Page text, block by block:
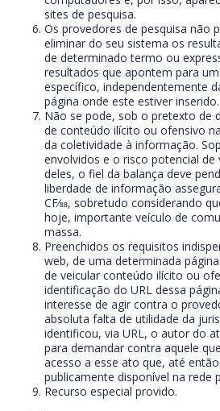
sites de pesquisa.
Os provedores de pesquisa não
eliminar do seu sistema os
de determinado termo ou
resultados que apontem para
específico, independentemente
página onde este estiver inserido.
Não se pode, sob o pretexto de
de conteúdo ilícito ou ofensivo
da coletividade à informação.
envolvidos e o risco potencial de
deles, o fiel da balança deve
liberdade de informação
CF⁄88, sobretudo considerando
hoje, importante veículo de
massa.
Preenchidos os requisitos
web, de uma determinada
de veicular conteúdo ilícito ou
identificação do URL dessa
interesse de agir contra o
absoluta falta de utilidade da
identificou, via URL, o autor do
para demandar contra aquele
acesso a esse ato que, até
publicamente disponível na rede
Recurso especial provido.